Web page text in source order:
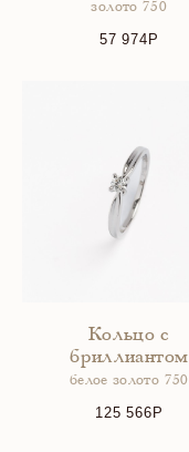
золото 750
57 974
Кольцо с
бриллиантом
белое золото 750
125 566